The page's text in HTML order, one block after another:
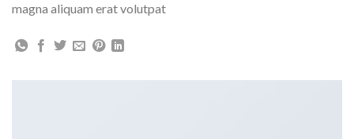
magna aliquam erat volutpat